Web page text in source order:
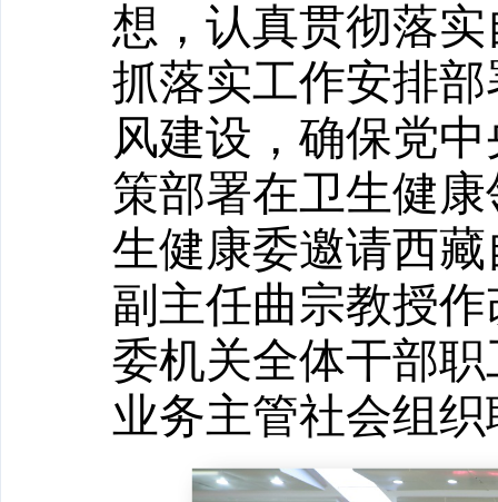
想，认真贯彻落
抓落实工作安排部
风建设，确保党
策部署在卫生健
生健康委邀请西藏
副主任曲宗教授作
委机关全体干部
业务主管社会组